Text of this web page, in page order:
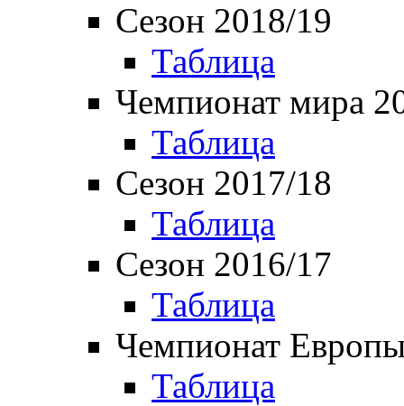
Сезон 2018/19
Таблица
Чемпионат мира
Таблица
Сезон 2017/18
Таблица
Сезон 2016/17
Таблица
Чемпионат
Таблица